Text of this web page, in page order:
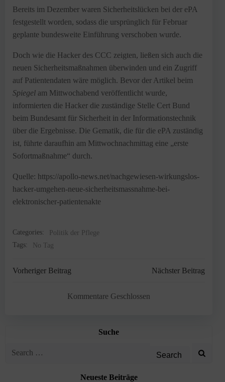
Bereits im Dezember waren Sicherheitslücken bei der ePA
festgestellt worden, sodass die ursprünglich für Februar
geplante bundesweite Einführung verschoben wurde.
Doch wie die Hacker des CCC zeigten, ließen sich auch die
neuen Sicherheitsmaßnahmen überwinden und ein Zugriff
auf Patientendaten wäre möglich. Bevor der Artikel beim
Spiegel am Mittwochabend veröffentlicht wurde,
informierten die Hacker die zuständige Stelle Cert Bund
beim Bundesamt für Sicherheit in der Informationstechnik
über die Ergebnisse. Die Gematik, die für die ePA zuständig
ist, führte daraufhin am Mittwochnachmittag eine „erste
Sofortmaßnahme“ durch.
Quelle: https://apollo-news.net/nachgewiesen-wirkungslos-
hacker-umgehen-neue-sicherheitsmassnahme-bei-
elektronischer-patientenakte
Categories:
Politik der Pflege
Tags:
No Tag
Post
navigation
Vorheriger Beitrag
navigation
Nächster Beitrag
Kommentare Geschlossen
Suche
Search
Neueste Beiträge